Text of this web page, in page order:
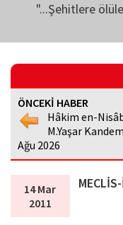
"...Şehitlere
ÖNCEKİ HABER
Hâkim en-
M.Yaşar
Ağu 2026
14 Mar
2011